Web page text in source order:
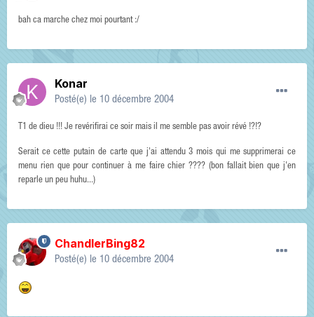
bah ca marche chez moi pourtant :/
Konar
Posté(e) le 10 décembre 2004
T1 de dieu !!! Je revérifirai ce soir mais il me semble pas avoir révé !?!?
Serait ce cette putain de carte que j'ai attendu 3 mois qui me supprimerai ce
menu rien que pour continuer à me faire chier ???? (bon fallait bien que j'en
reparle un peu huhu...)
ChandlerBing82
Posté(e) le 10 décembre 2004